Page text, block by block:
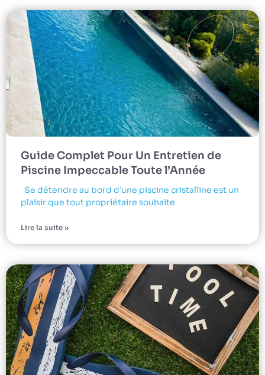
Guide Complet Pour Un Entretien de
Piscine Impeccable Toute l’Année
Se détendre au bord d’une piscine cristalline est un
plaisir que tout propriétaire souhaite
Lire la suite »